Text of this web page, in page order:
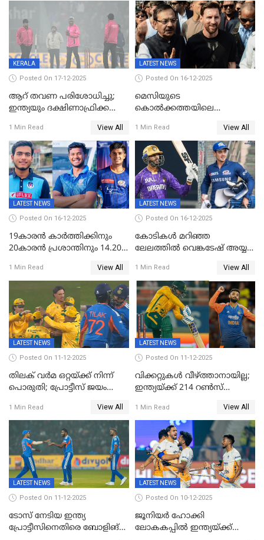
KERALA
Posted On 17-12-2025
ആറ് തവണ പരിശോധിച്ചു;
ഇന്ത്യയും ദക്ഷിണാഫ്രിക്കയും
ഉപേക്ഷിച്ചു
1 Min Read View All
LATEST NEWS
Posted On 16-12-2025
മെസിയുടെ
കൊൽക്കത്തയിലെ
സംഘർഷം: കായിക മന്ത്രി
അരൂപ് ബിശ്വാസ് രാജിവച്ചു
1 Min Read View All
LATEST NEWS
Posted On 16-12-2025
19കാരൻ കാർത്തിക്കിനും
20കാരൻ പ്രശാന്തിനും 14.20
കോടിക്ക് ഡൽഹിയിൽ;
മലയാളി താരം വിഘ്നേഷ്
പുത്തുർ രാജസ്ഥാനിൽ
1 Min Read View All
LATEST NEWS
Posted On 16-12-2025
കോടികൾ മറിഞ്ഞ
ലേലത്തിൽ വെങ്കടേഷ് അയ്യര്‍
ബംഗളൂരുവില്‍; ക്വിന്റണ്‍ ഡി
കോക്ക് മുംബൈ
ഇന്ത്യന്‍സില്‍; 25കോടിക്ക്
കാമറൂൺ ഗ്രീൻ
കൊൽക്കത്തയിൽ
1 Min Read View All
LATEST NEWS
Posted On 11-12-2025
തിലക് വർമ ഒറ്റയ്ക്ക് നിന്ന്
പൊരുതി; പ്രോട്ടീസ് ജയം
1 Min Read View All
LATEST NEWS
Posted On 11-12-2025
വിക്കറ്റുകൾ വീഴ്ത്താനായില്ല;
ഇന്ത്യയ്ക്ക് 214 റൺസ്
ഡികോക്ക് കസറി
1 Min Read View All
LATEST NEWS
Posted On 11-12-2025
ടോസ് നേടിയ ഇന്ത്യ
പ്രോട്ടീസിനെതിരെ ബോളിങ്
LATEST NEWS
Posted On 10-12-2025
ജൂനിയര്‍ ഹോക്കി
ലോകകപ്പിൽ ഇന്ത്യയ്ക്ക്